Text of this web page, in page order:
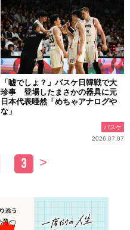
「嘘でしょ？」バスケ日韓戦で大
珍事 登場したまさかの器具に元
日本代表唖然「めちゃアナログや
な」
バスケ
2026.07.07
3 >